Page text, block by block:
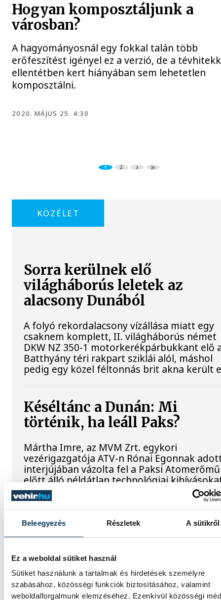
Beleegyezés Részletek A sütikről
Ez a weboldal sütiket használ
Sütiket használunk a tartalmak és hirdetések személyre
szabásához, közösségi funkciók biztosításához, valamint
weboldalforgalmunk elemzéséhez. Ezenkívül közösségi
Hogyan komposztáljunk a
városban?
A hagyományosnál egy fokkal talán több
erőfeszítést igényel ez a verzió, de a
ellentétben kert hiányában sem lehetetlen
komposztálni.
2020. MÁJUS 25. 4:30
1 2
KÖZÉLET
Sorra kerülnek elő
világháborús leletek az
alacsony Dunából
A folyó rekordalacsony vízállása miatt egy
csaknem komplett, II. világháborús német
DKW NZ 350-1 motorkerékpárbukkant elő
Batthyány téri rakpart sziklái alól, máshol
pedig egy közel féltonnás brit akna került
Késéltánc a Dunán: Mi
történik, ha leáll Paks?
Mártha Imre, az MVM Zrt. egykori
vezérigazgatója ATV-n Rónai Egonnak
interjújában vázolta fel a Paksi Atomerőmű
előtt álló példátlan technológiai
szakember, aki korábban éveken át felelt a
hazai energetikai fejlesztésekért és a paksi
blokkok működéséért, arra figyelmeztet:
erőmű olyan üzemállapotban van, amelyre
eredetileg nem tervezték.
A Tisza-frakció
kezdeményezte, hogy jövő